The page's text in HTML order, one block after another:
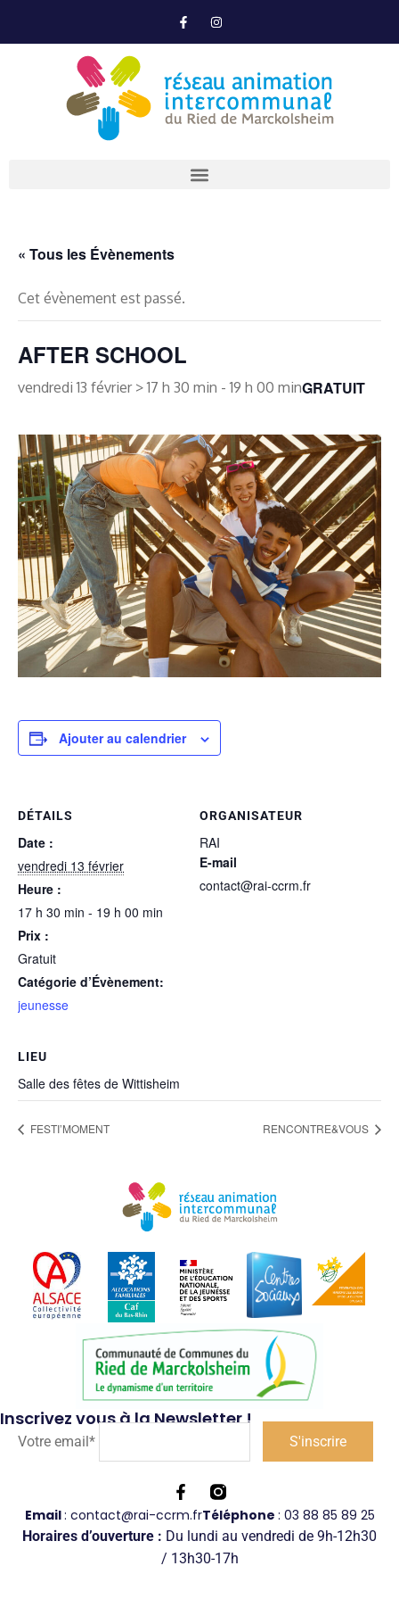
« Tous les Évènements
Cet évènement est passé.
AFTER SCHOOL
vendredi 13 février > 17 h 30 min -19 h 00 minGRATUIT
Ajouter au calendrier
DÉTAILS
Date :
vendredi 13 février
Heure :
17 h 30 min - 19 h 00 min
Prix :
Gratuit
Catégorie d’Évènement:
jeunesse
ORGANISATEUR
RAI
E-mail
contact@rai-ccrm.fr
LIEU
Salle des fêtes de Wittisheim
FESTI’MOMENT RENCONTRE&VOUS
Inscrivez vous à la Newsletter !
Votre email*
Horaires d’ouverture : Du lundi au vendredi de 9h-12h30
/ 13h30-17h
Email: contact@rai-ccrm.frTéléphone : 03 88 85 89 25